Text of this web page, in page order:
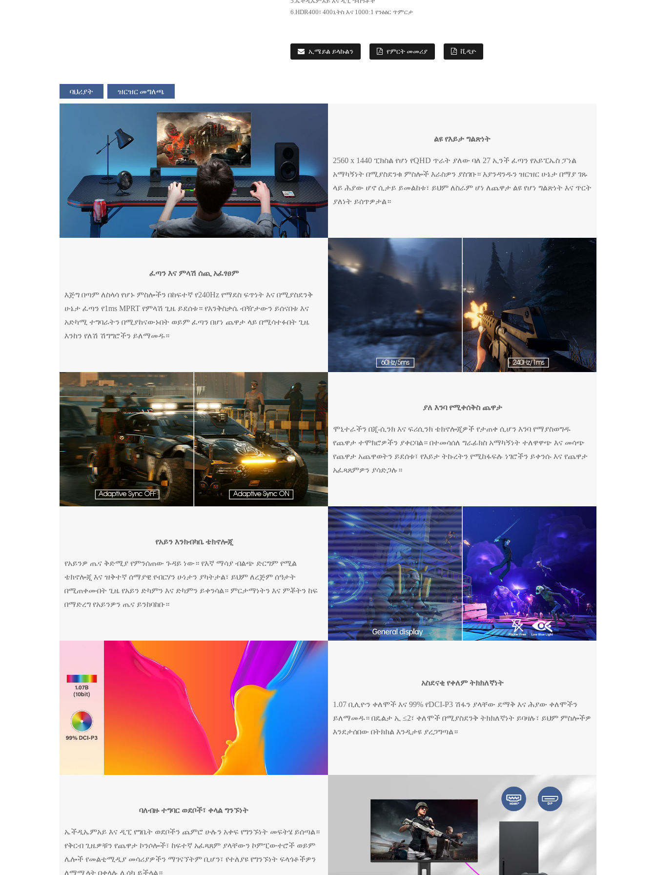
6.HDR400፣ 400ኒትስ እና 1000:1 የንፅፅር ጥምርታ
ኢሜይል ይላኩልን የምርት መመሪያ ቪዲዮ
ባህሪያት ዝርዝር መግለጫ
ልዩ የእይታ ግልጽነት
2560 x 1440 ፒክስል የሆነ የQHD ጥራት ያለው ባለ 27 ኢንች ፈጣን የአይፒኤስ ፓነል
አማካኝነት በሚያስደንቁ ምስሎች እራስዎን ያስገቡ። እያንዳንዱን ዝርዝር ሁኔታ በማያ ገጹ
ላይ ሕያው ሆኖ ሲታይ ይመልከቱ፣ ይህም ለስራም ሆነ ለጨዋታ ልዩ የሆነ ግልጽነት እና ጥርት
ያለነት ይሰጥዎታል።
ፈጣን እና ምላሽ ሰጪ አፈፃፀም
እጅግ በጣም ለስላሳ የሆኑ ምስሎችን በከፍተኛ የ240Hz የማደስ ፍጥነት እና በሚያስደንቅ
ሁኔታ ፈጣን የ1ms MPRT የምላሽ ጊዜ ይደሰቱ። የእንቅስቃሴ ብዥታውን ይሰናበቱ እና
አድካሚ ተግባራትን በሚያከናውኑበት ወይም ፈጣን በሆነ ጨዋታ ላይ በሚሳተፉበት ጊዜ
እንከን የለሽ ሽግግሮችን ይለማመዱ።
ያለ እንባ የሚቀሰቅስ ጨዋታ
ሞኒተራችን በጂ-ሲንክ እና ፍሪሲንክ ቴክኖሎጂዎች የታጠቀ ሲሆን እንባ የማያስወግዱ
የጨዋታ ተሞክሮዎችን ያቀርባል። በተመሳሰለ ግራፊክስ አማካኝነት ተለዋዋጭ እና መሳጭ
የጨዋታ አጨዋወትን ይደሰቱ፣ የእይታ ትኩረትን የሚከፋፍሉ ነገሮችን ይቀንሱ እና የጨዋታ
አፈጻጸምዎን ያሳድጋሉ።
የአይን እንክብካቤ ቴክኖሎጂ
የአይንዎ ጤና ቅድሚያ የምንሰጠው ጉዳይ ነው። የእኛ ማሳያ ብልጭ ድርግም የሚል
ቴክኖሎጂ እና ዝቅተኛ ሰማያዊ የብርሃን ሁነታን ያካትታል፣ ይህም ለረጅም ሰዓታት
በሚጠቀሙበት ጊዜ የአይን ድካምን እና ድካምን ይቀንሳል። ምርታማነትን እና ምቾትን ከፍ
በማድረግ የአይንዎን ጤና ይንከባከቡ።
አስደናቂ የቀለም ትክክለኛነት
1.07 ቢሊዮን ቀለሞች እና 99% የDCI-P3 ሽፋን ያላቸው ደማቅ እና ሕያው ቀለሞችን
ይለማመዱ። በዴልታ ኢ ≤2፣ ቀለሞች በሚያስደንቅ ትክክለኛነት ይባዛሉ፣ ይህም ምስሎችዎ
እንደታሰበው በትክክል እንዲታዩ ያረጋግጣል።
ባለብዙ ተግባር ወደቦች፣ ቀላል ግንኙነት
ኤችዲኤምአይ እና ዲፒ የግቤት ወደቦችን ጨምሮ ሁሉን አቀፍ የግንኙነት መፍትሄ ይሰጣል።
የቅርብ ጊዜዎቹን የጨዋታ ኮንሶሎች፣ ከፍተኛ አፈጻጸም ያላቸውን ኮምፒውተሮች ወይም
ሌሎች የመልቲሚዲያ መሳሪያዎችን ማገናኘትም ቢሆን፣ የተለያዩ የግንኙነት ፍላጎቶችዎን
ለማሟላት በቀላሉ ሊሳካ ይችላል።